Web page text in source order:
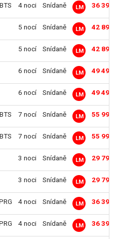
BTS 4 noci Snídaně LM 36 390
5 nocí Snídaně LM 42 890
5 nocí Snídaně LM 42 890
6 nocí Snídaně LM 49 490
6 nocí Snídaně LM 49 490
BTS 7 nocí Snídaně LM 55 990
BTS 7 nocí Snídaně LM 55 990
3 noci Snídaně LM 29 790
3 noci Snídaně LM 29 790
4 noci Snídaně LM 36 390
4 noci Snídaně LM 36 390